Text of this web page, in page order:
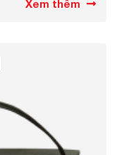
Xem thêm